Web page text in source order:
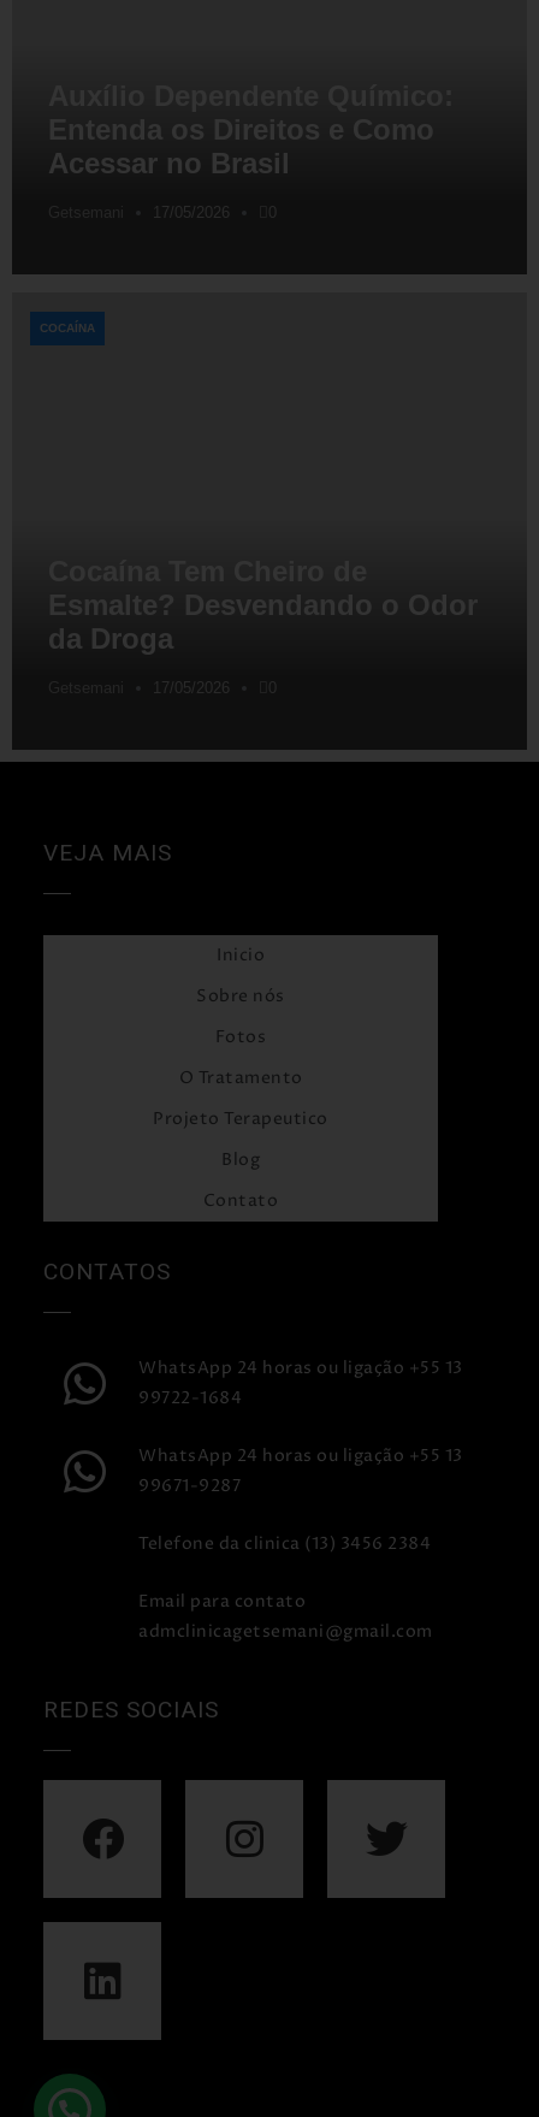
Entenda os Direitos e Como
Acessar no Brasil
17/05/2026 0
Esmalte? Desvendando o Odor
da Droga
17/05/2026 0
COCAÍNA
VEJA MAIS
Inicio
Sobre nós
Fotos
O Tratamento
Projeto Terapeutico
Blog
Contato
CONTATOS
WhatsApp 24 horas ou ligação +55 13
99722-1684
WhatsApp 24 horas ou ligação +55 13
99671-9287
Telefone da clinica (13) 3456 2384
Email para contato
admclinicagetsemani@gmail.com
REDES SOCIAIS